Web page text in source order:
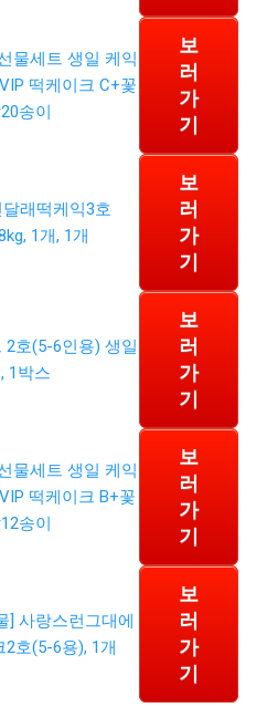
물세트 생일 케익
떡케이크 C+꽃
송이
보
러
가
기
래떡케익3호
1개, 1개
보
러
가
기
2호(5-6인용) 생일
1박스
보
러
가
기
물세트 생일 케익
떡케이크 B+꽃
송이
보
러
가
기
] 사랑스런그대에
호(5-6용), 1개
보
러
가
기